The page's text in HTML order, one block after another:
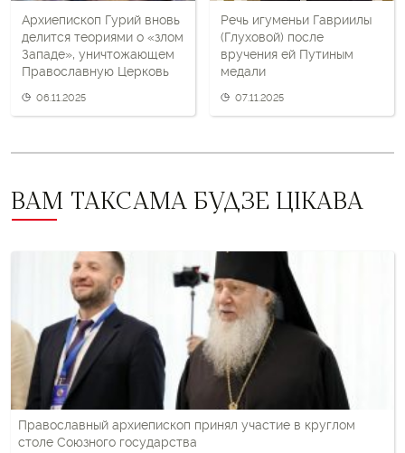
Архиепископ Гурий вновь
делится теориями о «злом
Западе», уничтожающем
Православную Церковь
06.11.2025
Речь игуменьи Гавриилы
(Глуховой) после
вручения ей Путиным
медали
07.11.2025
ВАМ ТАКСАМА БУДЗЕ ЦІКАВА
Православный архиепископ принял участие в круглом
столе Союзного государства